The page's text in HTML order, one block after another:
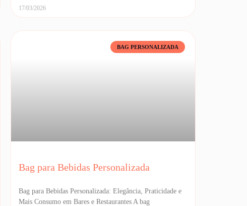
17/03/2026
BAG PERSONALIZADA
Bag para Bebidas Personalizada
Bag para Bebidas Personalizada: Elegância, Praticidade e
Mais Consumo em Bares e Restaurantes A bag